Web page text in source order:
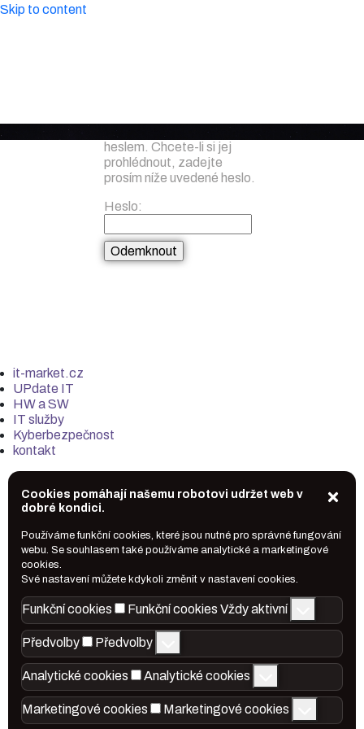
Skip to content
heslem. Chcete-li si jej
prohlédnout, zadejte
prosím níže uvedené heslo.
Heslo:
it-market.cz
UPdate IT
HW a SW
IT služby
Kyberbezpečnost
kontakt
Cookies pomáhají našemu robotovi udržet web v
dobré kondici.
Používáme funkční cookies, které jsou nutné pro správné fungování
webu. Se souhlasem také používáme analytické a marketingové
cookies.
Své nastavení můžete kdykoli změnit v nastavení cookies.
Funkční cookies Funkční cookies Vždy aktivní
Předvolby Předvolby
Analytické cookies Analytické cookies
Marketingové cookies Marketingové cookies